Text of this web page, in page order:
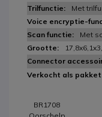
Met
Met
BR1708